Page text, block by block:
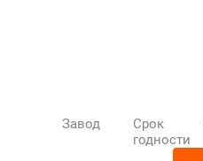
Завод
Срок
годности